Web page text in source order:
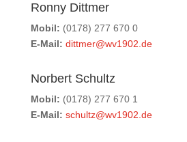
Ronny Dittmer
Mobil: (0178) 277 670 0
E-Mail: dittmer@wv1902.de
Norbert Schultz
Mobil: (0178) 277 670 1
E-Mail: schultz@wv1902.de